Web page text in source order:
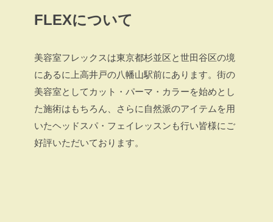
FLEXについて
美容室フレックスは東京都杉並区と世田谷区の境
にあるに上高井戸の八幡山駅前にあります。街の
美容室としてカット・パーマ・カラーを始めとし
た施術はもちろん、さらに自然派のアイテムを用
いたヘッドスパ・フェイレッスンも行い皆様にご
好評いただいております。